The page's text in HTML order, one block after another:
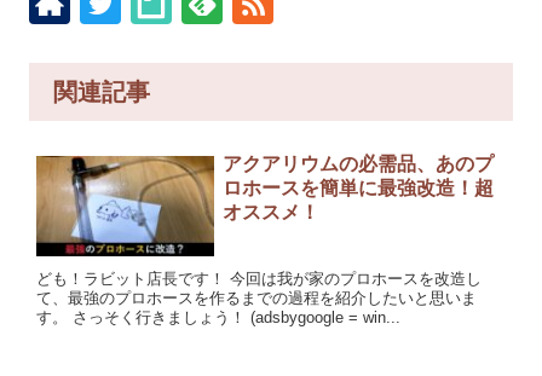
関連記事
アクアリウムの必需品、あのプ
ロホースを簡単に最強改造！超
オススメ！
ども！ラビット店長です！ 今回は我が家のプロホースを改造し
て、最強のプロホースを作るまでの過程を紹介したいと思いま
す。 さっそく行きましょう！ (adsbygoogle = win...